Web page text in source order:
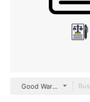
Good Ware Lineal